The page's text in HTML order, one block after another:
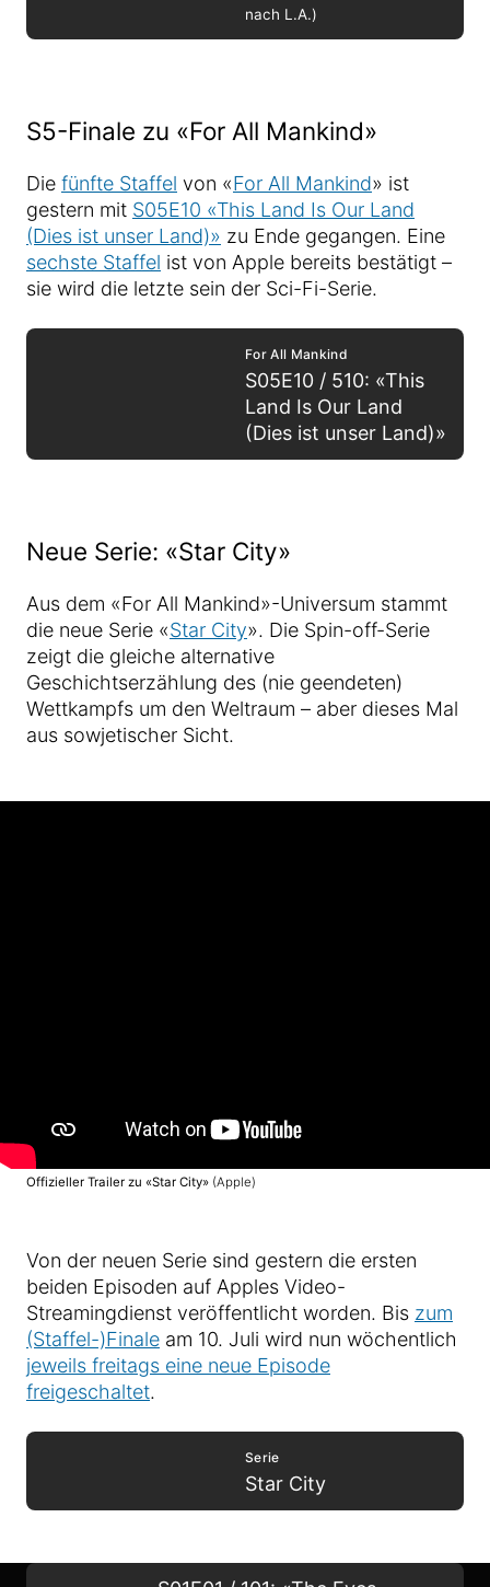
nach L.A.)
S5-Finale zu «For All Mankind»
Die fünfte Staffel von «For All Mankind» ist
gestern mit S05E10 «This Land Is Our Land
(Dies ist unser Land)» zu Ende gegangen. Eine
sechste Staffel ist von Apple bereits bestätigt –
sie wird die letzte sein der Sci-Fi-Serie.
For All Mankind
S05E10 / 510: «This
Land Is Our Land
(Dies ist unser Land)»
Neue Serie: «Star City»
Aus dem «For All Mankind»-Universum stammt
die neue Serie «Star City». Die Spin-off-Serie
zeigt die gleiche alternative
Geschichtserzählung des (nie geendeten)
Wettkampfs um den Weltraum – aber dieses Mal
aus sowjetischer Sicht.
Offizieller Trailer zu «Star City» (Apple)
Von der neuen Serie sind gestern die ersten
beiden Episoden auf Apples Video-
Streamingdienst veröffentlicht worden. Bis zum
(Staffel-)Finale am 10. Juli wird nun wöchentlich
jeweils freitags eine neue Episode
freigeschaltet.
Serie
Star City